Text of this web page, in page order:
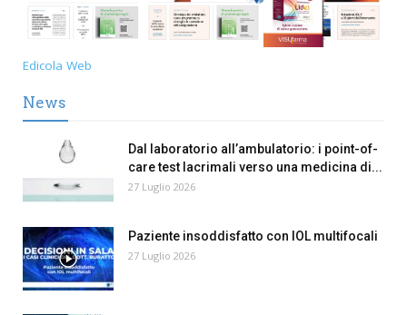
Edicola Web
News
Dal laboratorio all’ambulatorio: i point-of-
care test lacrimali verso una medicina di...
27 Luglio 2026
Paziente insoddisfatto con IOL multifocali
27 Luglio 2026